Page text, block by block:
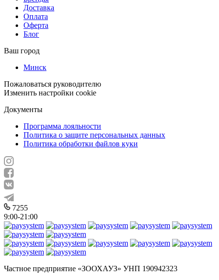
Доставка
Оплата
Оферта
Блог
Ваш город
Минск
Пожаловаться руководителю
Изменить настройки cookie
Документы
Программа лояльности
Политика о защите персональных данных
Политика обработки файлов куки
7255
9:00-21:00
Частное предприятие «ЗООХАУЗ» УНП 190942323